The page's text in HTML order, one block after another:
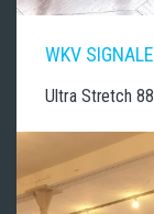
WKV
Ultra Stretch